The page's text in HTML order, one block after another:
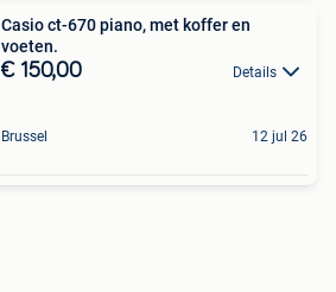
Casio ct-670 piano, met koffer en
voeten.
€ 150,00 Details
Brussel 12 jul 26